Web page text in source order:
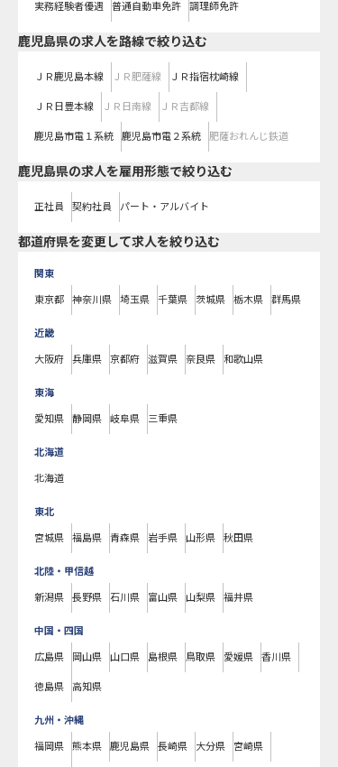
実務経験者優遇 普通自動車免許 調理師免許
鹿児島県の求人を路線で絞り込む
ＪＲ鹿児島本線 ＪＲ肥薩線 ＪＲ指宿枕崎線
ＪＲ日豊本線 ＪＲ日南線 ＪＲ吉都線
鹿児島市電１系統 鹿児島市電２系統 肥薩おれんじ鉄道
鹿児島県の求人を雇用形態で絞り込む
正社員 契約社員 パート・アルバイト
都道府県を変更して求人を絞り込む
関東
東京都 神奈川県 埼玉県 千葉県 茨城県 栃木県 群馬県
近畿
大阪府 兵庫県 京都府 滋賀県 奈良県 和歌山県
東海
愛知県 静岡県 岐阜県 三重県
北海道
北海道
東北
宮城県 福島県 青森県 岩手県 山形県 秋田県
北陸・甲信越
新潟県 長野県 石川県 富山県 山梨県 福井県
中国・四国
広島県 岡山県 山口県 島根県 鳥取県 愛媛県 香川県
徳島県 高知県
九州・沖縄
福岡県 熊本県 鹿児島県 長崎県 大分県 宮崎県